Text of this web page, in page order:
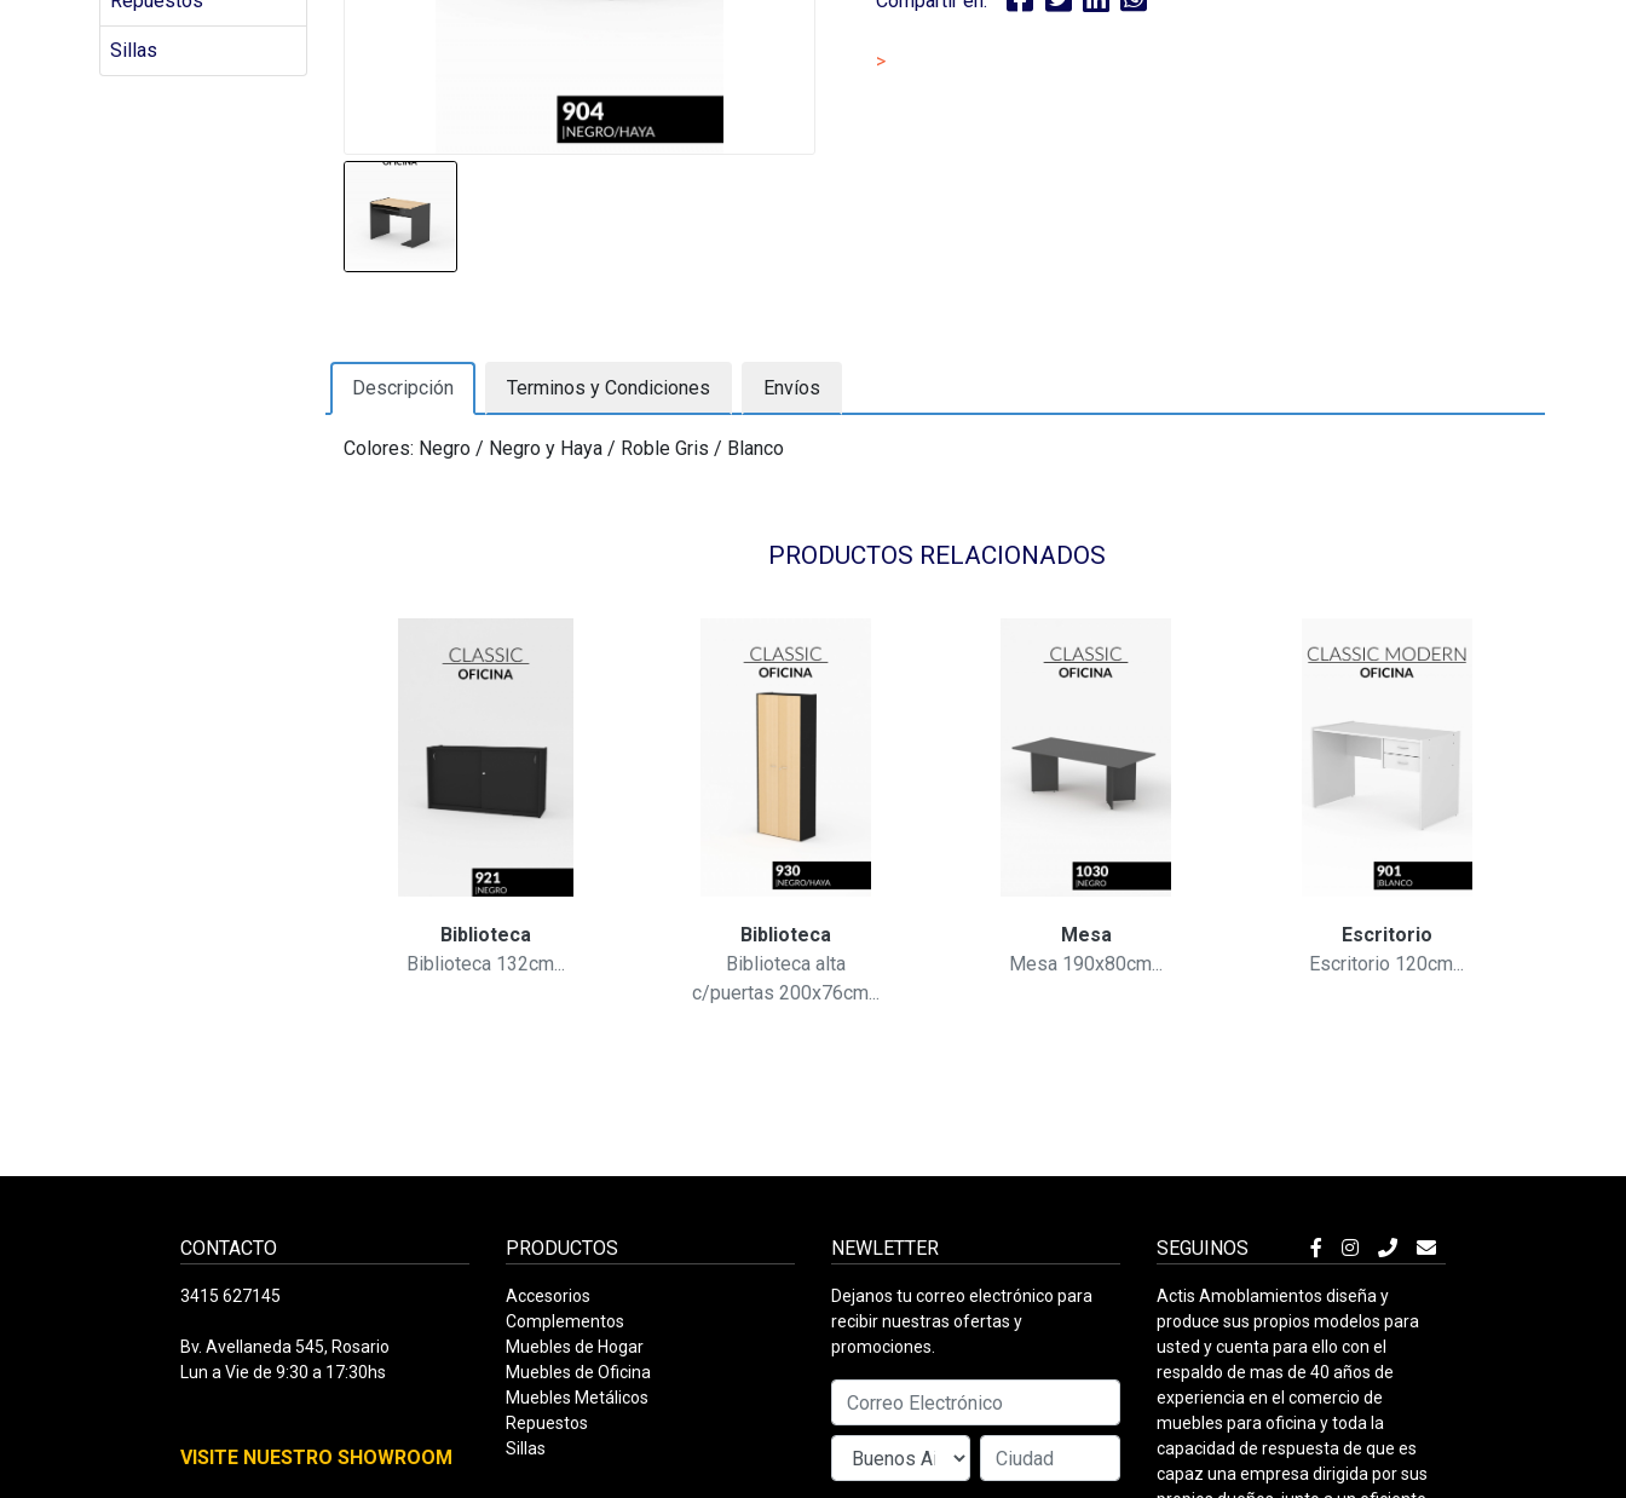
Sillas >
Descripción Terminos y Condiciones Envíos
Colores: Negro / Negro y Haya / Roble Gris / Blanco
PRODUCTOS RELACIONADOS
Biblioteca
Biblioteca 132cm...
Biblioteca
Biblioteca alta
c/puertas 200x76cm...
Mesa
Mesa 190x80cm...
Escritorio
Escritorio 120cm...
CONTACTO
3415 627145
Bv. Avellaneda 545, Rosario
Lun a Vie de 9:30 a 17:30hs
VISITE NUESTRO SHOWROOM
PRODUCTOS
Accesorios
Complementos
Muebles de Hogar
Muebles de Oficina
Muebles Metálicos
Repuestos
Sillas
NEWLETTER
Dejanos tu correo electrónico para
recibir nuestras ofertas y
promociones.
SEGUINOS
Actis Amoblamientos diseña y
produce sus propios modelos para
usted y cuenta para ello con el
respaldo de mas de 40 años de
experiencia en el comercio de
muebles para oficina y toda la
capacidad de respuesta de que es
capaz una empresa dirigida por sus